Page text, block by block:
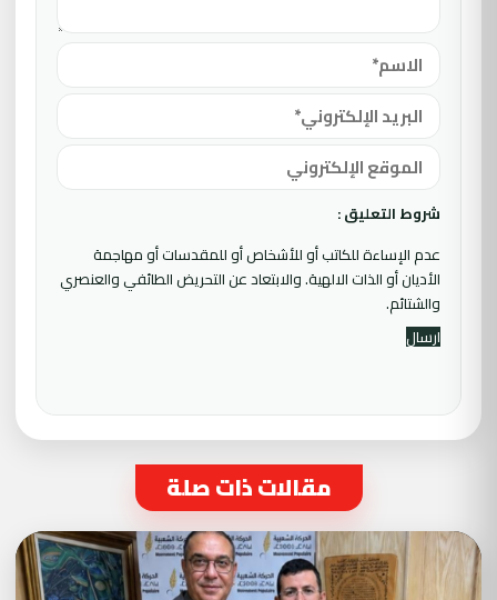
شروط التعليق :
عدم الإساءة للكاتب أو للأشخاص أو للمقدسات أو مهاجمة
الأديان أو الذات الالهية. والابتعاد عن التحريض الطائفي والعنصري
والشتائم.
مقالات ذات صلة